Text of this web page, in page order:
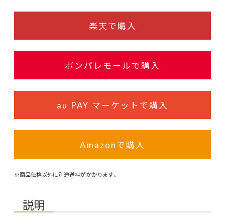
楽天で購入
ポンパレモールで購入
au PAY マーケットで購入
Amazonで購入
※商品価格以外に別途送料がかかります。
説明